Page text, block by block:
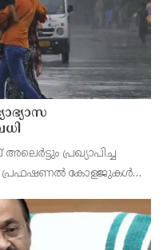
പ്രഖ്യാപിച്ച
പ്രഫഷണൽ കോളജുകൾ